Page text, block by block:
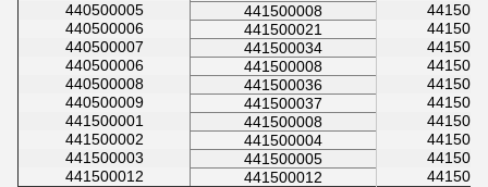
440500005
441500008
440500006
441500021
440500007
441500034
440500006
441500008
440500008
441500036
440500009
441500037
441500001
441500008
441500002
441500004
441500003
441500005
441500012
441500012